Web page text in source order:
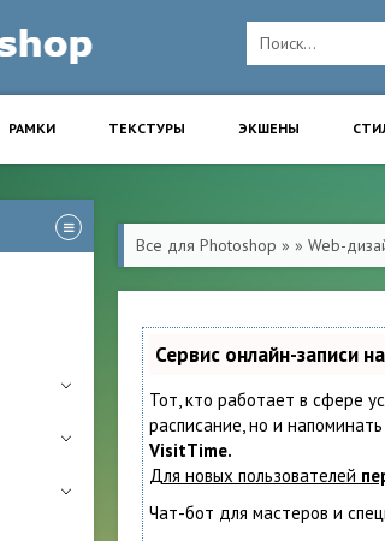
РАМКИ ТЕКСТУРЫ ЭКШЕНЫ
Все для Photoshop » » Web-
Сервис онлайн-записи
Тот, кто работает в сфере
расписание, но и
VisitTime.
Для новых пользователей
Чат-бот для мастеров и